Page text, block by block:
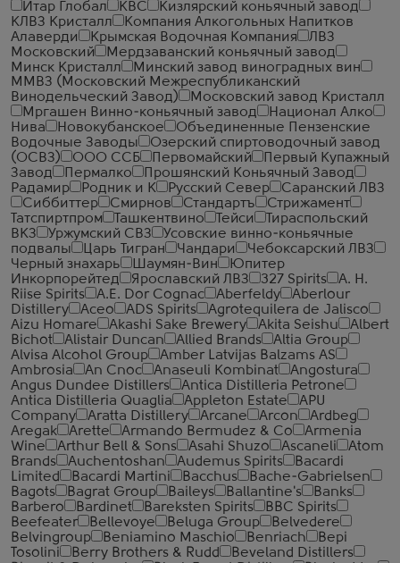
Итар Глобал
КВС
Кизлярский коньячный завод
КЛВЗ Кристалл
Компания Алкогольных Напитков
Алаверди
Крымская Водочная Компания
ЛВЗ
Московский
Мердзаванский коньячный завод
Минск Кристалл
Минский завод виноградных вин
ММВЗ (Московский Межреспубликанский
Винодельческий Завод)
Московский завод Кристалл
Мргашен Винно-коньячный завод
Национал Алко
Нива
Новокубанское
Объединенные Пензенские
Водочные Заводы
Озерский спиртоводочный завод
(ОСВЗ)
ООО ССБ Первомайский
Первый Купажный
Завод
Пермалко
Прошянский Коньячный Завод
Радамир
Родник и К Русский Север
Саранский ЛВЗ
Сиббиттер
Смирнов Стандартъ
Стрижамент
Татспиртпром
Ташкентвино Тейси
Тираспольский
ВКЗ
Уржумский СВЗ
Усовские винно-коньячные
подвалы
Царь Тигран Чандари
Чебоксарский ЛВЗ
Черный знахарь
Шаумян-Вин
Юпитер
Инкорпорейтед
Ярославский ЛВЗ 327 Spirits
A. H.
Riise Spirits
A.E. Dor Cognac Aberfeldy
Aberlour
Distillery
Aceo ADS Spirits
Agrotequilera de Jalisco
Aizu Homare
Akashi Sake Brewery Akita Seishu
Albert
Bichot
Alistair Duncan Allied Brands
Altia Group
Alvisa Alcohol Group
Amber Latvijas Balzams AS
Ambrosia
An Cnoc Anaseuli Kombinat
Angostura
Angus Dundee Distillers
Antica Distilleria Petrone
Antica Distilleria Quaglia
Appleton Estate
APU
Company
Aratta Distillery Arcane Arcon
Ardbeg
Aregak
Arette Armando Bermudez & Co
Armenia
Wine
Arthur Bell & Sons Asahi Shuzo Ascaneli
Atom
Brands
Auchentoshan Audemus Spirits
Bacardi
Limited
Bacardi Martini Bacchus
Bache-Gabrielsen
Bagots
Bagrat Group Baileys Ballantine's
Banks
Barbero
Bardinet Bareksten Spirits
BBC Spirits
Beefeater
Bellevoye Beluga Group
Belvedere
Belvingroup
Beniamino Maschio Benriach
Bepi
Tosolini
Berry Brothers & Rudd
Beveland Distillers